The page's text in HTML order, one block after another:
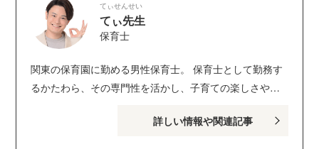
てぃせんせい
てぃ先生
保育士
関東の保育園に勤める男性保育士。 保育士として勤務す
るかたわら、その専門性を活かし、子育ての楽しさや子
の講演は年間50回以上。 他園で保育内容へのアドバイス
詳しい情報や関連記事